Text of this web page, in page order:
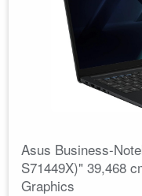
Asus Business-
S71449X)" 39,468
Graphics